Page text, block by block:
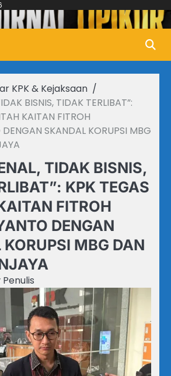
KPK & Kejaksaan
BISNIS, TIDAK TERLIBAT”:
KAITAN FITROH
SKANDAL KORUPSI MBG
TIDAK BISNIS,
KPK TEGAS
FITROH
DENGAN
MBG DAN
Penulis